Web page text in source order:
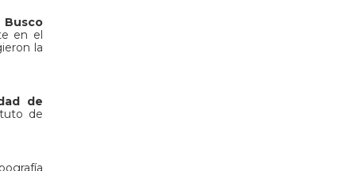
Busco
en el
la
de
de